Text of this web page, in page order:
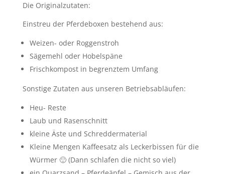
Die Originalzutaten:
Einstreu der Pferdeboxen bestehend aus:
Weizen- oder Roggenstroh
Sägemehl oder Hobelspäne
Frischkompost in begrenztem Umfang
Sonstige Zutaten aus unseren Betriebsabläufen:
Heu- Reste
Laub und Rasenschnitt
kleine Äste und Schreddermaterial
Kleine Mengen Kaffeesatz als Leckerbissen für die
Würmer 🙂 (Dann schlafen die nicht so viel)